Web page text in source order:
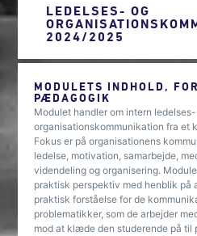
LEDELSES- OG
2024/2025
MODULETS INDHOLD,
PÆDAGOGIK
Modulet handler om intern
organisationskommunikation fra et
Fokus er på organisationens
ledelse, motivation, samarbejde,
videndeling og organisering.
praktisk perspektiv med henblik på
praktisk forståelse for de
problematikker, som de arbejder
mod at klæde den studerende på til